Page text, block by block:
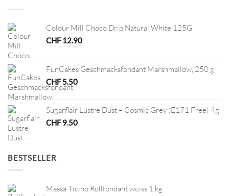
Colour Mill Choco Drip Natural White 125G
CHF12.90
FunCakes Geschmacksfondant Marshmallow, 250 g
CHF5.50
Sugarflair Lustre Dust – Cosmic Grey (E171 Free) 4g
CHF9.50
BESTSELLER
Massa Ticino Rollfondant weiss 1 kg